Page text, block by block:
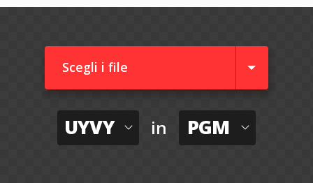
Scegli i file
UYVY in PGM